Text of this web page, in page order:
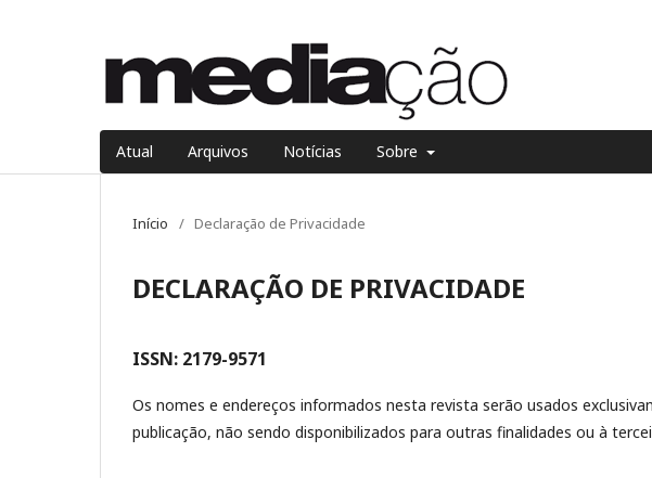
Atual Arquivos Notícias Sobre
Início / Declaração de Privacidade
DECLARAÇÃO DE PRIVACIDADE
ISSN: 2179-9571
Os nomes e endereços informados nesta revista serão usados
publicação, não sendo disponibilizados para outras finalidades ou à